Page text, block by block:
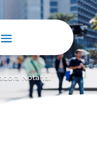
Notarial